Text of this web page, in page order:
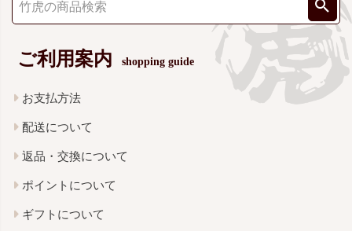
ご利用案内 shopping guide
お支払方法
配送について
返品・交換について
ポイントについて
ギフトについて